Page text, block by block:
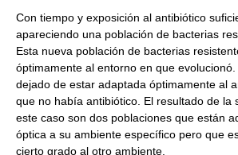
Con tiempo y exposición al antibiótico
apareciendo una población de bacterias
Esta nueva población de bacterias
óptimamente al entorno en que
dejado de estar adaptada óptimamente al
que no había antibiótico. El resultado de la
este caso son dos poblaciones que están
óptica a su ambiente específico pero que
cierto grado al otro ambiente.